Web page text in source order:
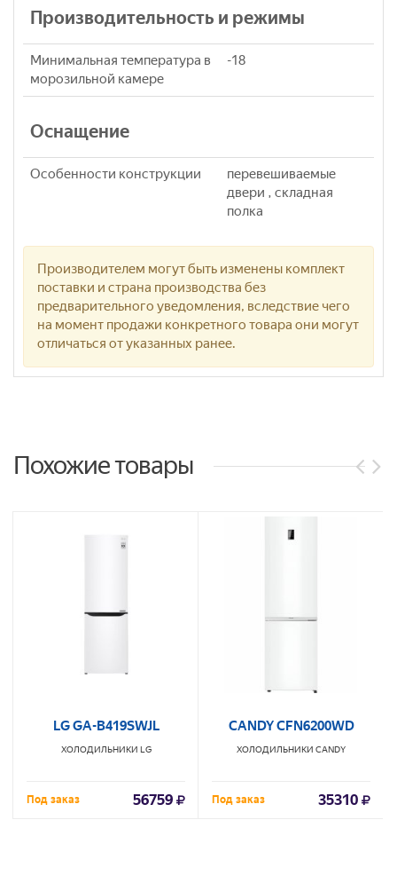
Производительность и режимы
Минимальная температура в
морозильной камере
-18
Оснащение
Особенности конструкции
перевешиваемые
двери , складная
полка
Производителем могут быть изменены комплект
поставки и страна производства без
предварительного уведомления, вследствие чего
на момент продажи конкретного товара они могут
отличаться от указанных ранее.
Похожие товары
LG GA-B419SWJL
ХОЛОДИЛЬНИКИ LG
Под заказ 56759
CANDY CFN6200WD
ХОЛОДИЛЬНИКИ CANDY
Под заказ 35310